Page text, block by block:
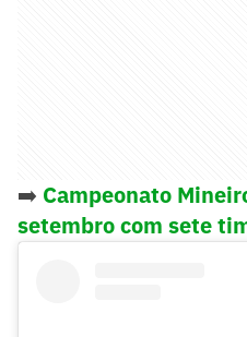
➡️ Campeonato
setembro com sete